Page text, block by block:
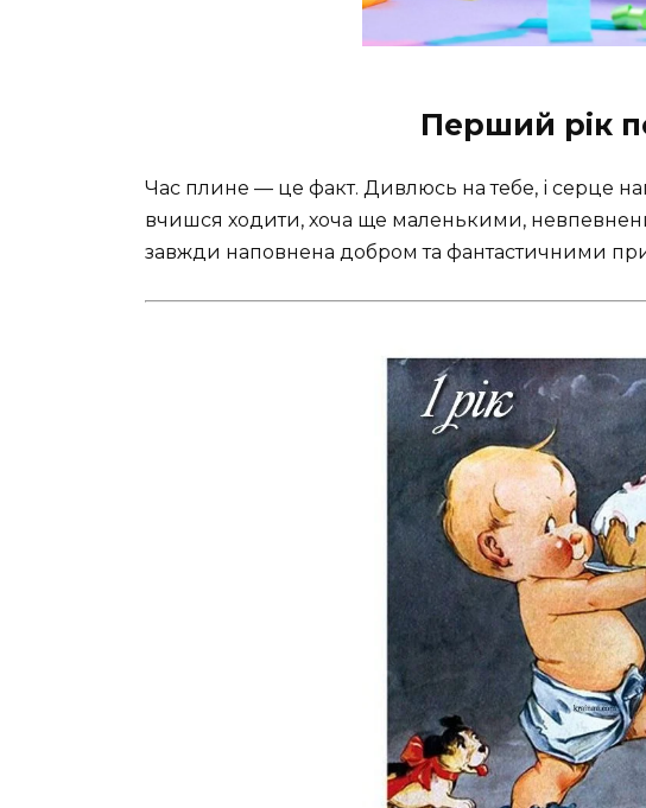
Перший рік
Час плине — це факт. Дивлюсь на тебе, і серце
вчишся ходити, хоча ще маленькими,
завжди наповнена добром та фантастичними